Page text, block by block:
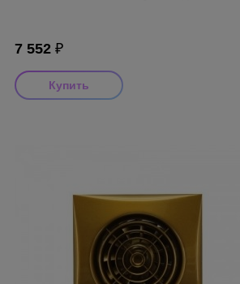
7 552 ₽